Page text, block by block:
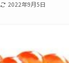
2022年9月5日